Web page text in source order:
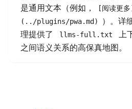
是通用文本（例如，
[阅读更多]
(../plugins/pwa.md)
）。详
理提供了
llms-full.txt
上
之间语义关系的高保真地图。